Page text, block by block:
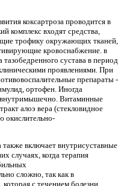
коксартроза проводится в
комплекс входят средства,
трофику окружающих тканей,
кровоснабжение. в
тазобедренного сустава в период
проявлениями. При
препараты -
ортофен. Иногда
внутримышечно. Витаминные
алоэ вера (стекловидное
окислительно-
также включает внутрисуставные
случаях, когда терапия
сложно, так как в
с течением болезни